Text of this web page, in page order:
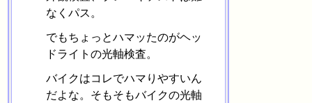
なくパス。
でもちょっとハマッたのがヘッ
ドライトの光軸検査。
バイクはコレでハマりやすいん
だよな。そもそもバイクの光軸